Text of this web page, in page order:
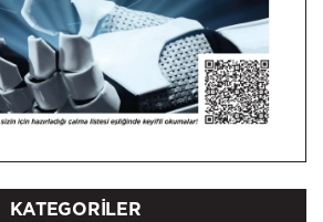
KATEGORİLER